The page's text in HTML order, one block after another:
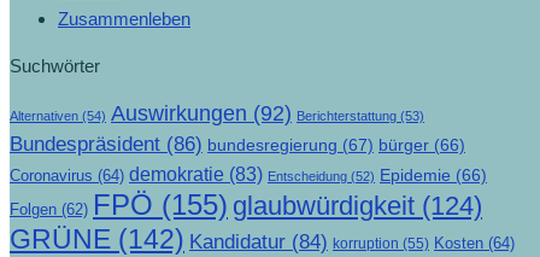
Zusammenleben
Suchwörter
Alternativen (54) Auswirkungen (92) Berichterstattung (53)
Bundespräsident (86) bundesregierung (67) bürger (66)
Coronavirus (64) demokratie (83) Entscheidung (52) Epidemie (66)
Folgen (62) FPÖ (155) glaubwürdigkeit (124)
GRÜNE (142) Kandidatur (84) korruption (55) Kosten (64)